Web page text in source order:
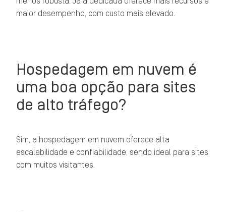
maior desempenho, com custo mais elevado.
Hospedagem em nuvem é
uma boa opção para sites
de alto tráfego?
Sim, a hospedagem em nuvem oferece alta
escalabilidade e confiabilidade, sendo ideal para sites
com muitos visitantes.